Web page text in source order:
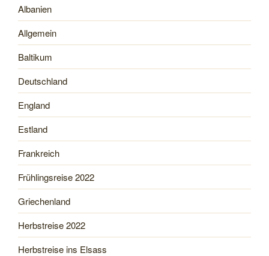
Albanien
Allgemein
Baltikum
Deutschland
England
Estland
Frankreich
Frühlingsreise 2022
Griechenland
Herbstreise 2022
Herbstreise ins Elsass